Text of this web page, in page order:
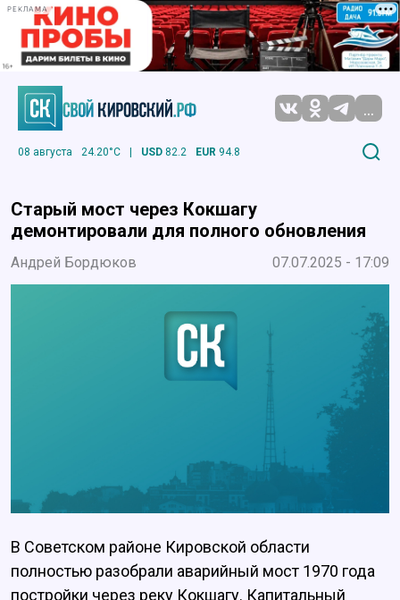
РЕКЛАМА
...
08 августа 24.20°C | USD 82.2 EUR 94.8
Старый мост через Кокшагу
демонтировали для полного обновления
Андрей Бордюков 07.07.2025 - 17:09
В Советском районе Кировской области
полностью разобрали аварийный мост 1970 года
постройки через реку Кокшагу. Капитальный